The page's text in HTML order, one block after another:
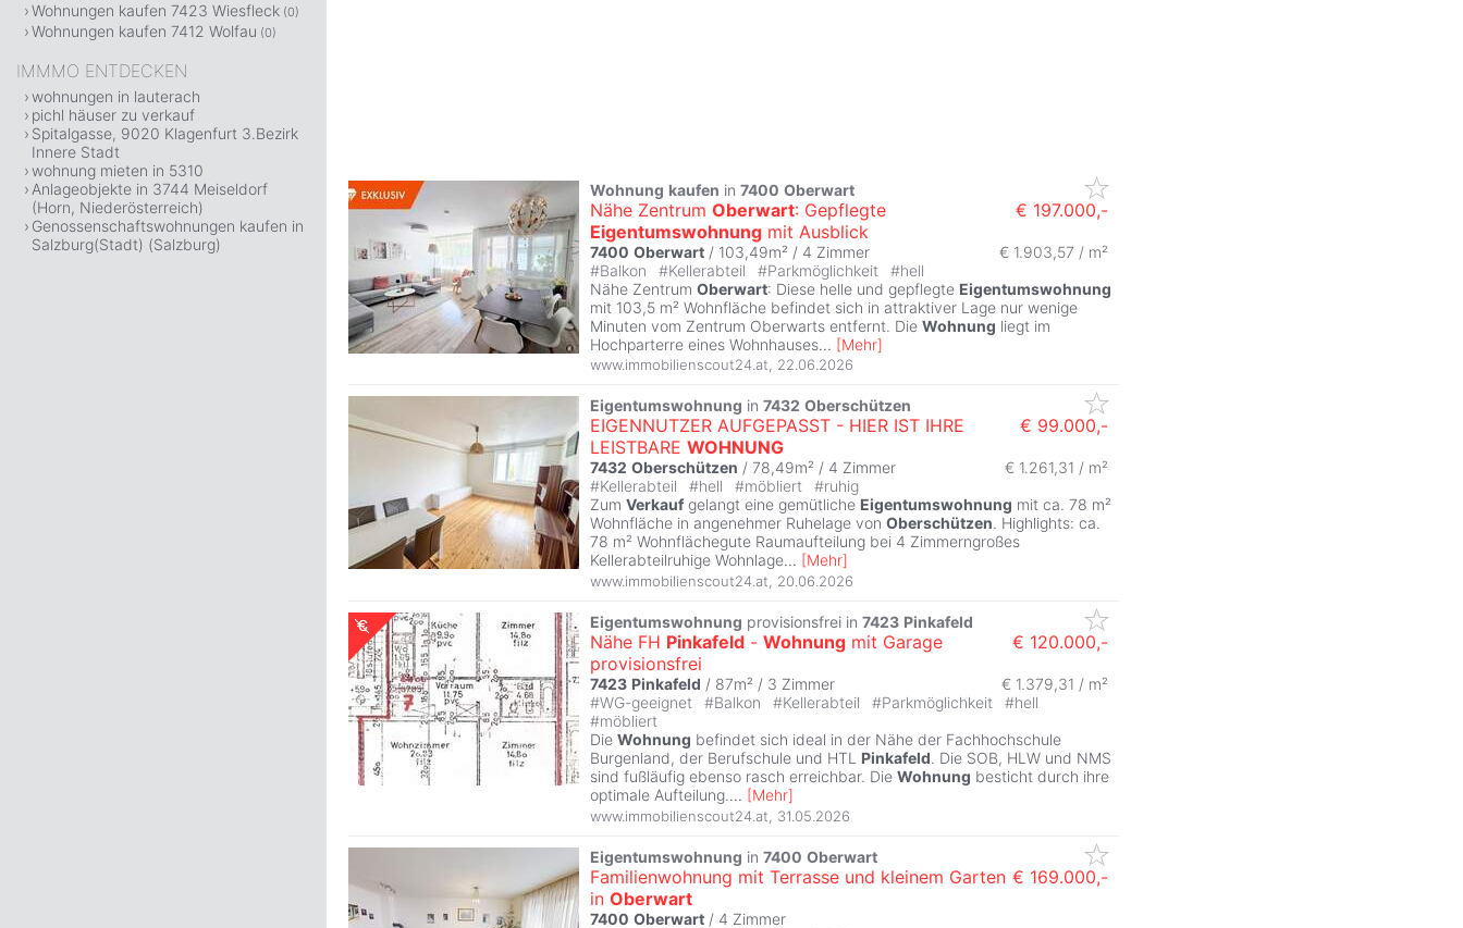
Wohnung kaufen in 7400 Oberwart
Nähe Zentrum Oberwart: Gepflegte
Eigentumswohnung mit Ausblick
€ 197.000,-
7400 Oberwart / 103,49m² / 4 Zimmer
€ 1.903,57 / m²
#Balkon #Kellerabteil #Parkmöglichkeit #hell
Nähe Zentrum Oberwart: Diese helle und gepflegte Eigentumswohnung
mit 103,5 m² Wohnfläche befindet sich in attraktiver Lage nur wenige
Minuten vom Zentrum Oberwarts entfernt. Die Wohnung liegt im
Hochparterre eines Wohnhauses... [Mehr]
www.immobilienscout24.at, 22.06.2026
Eigentumswohnung in 7432 Oberschützen
EIGENNUTZER AUFGEPASST - HIER IST IHRE
LEISTBARE WOHNUNG
€ 99.000,-
7432 Oberschützen / 78,49m² / 4 Zimmer
€ 1.261,31 / m²
#Kellerabteil #hell #möbliert #ruhig
Zum Verkauf gelangt eine gemütliche Eigentumswohnung mit ca. 78 m²
Wohnfläche in angenehmer Ruhelage von Oberschützen. Highlights: ca.
78 m² Wohnflächegute Raumaufteilung bei 4 Zimmerngroßes
Kellerabteilruhige Wohnlage... [Mehr]
www.immobilienscout24.at 20.06.2026
Eigentumswohnung provisionsfrei in 7423 Pinkafeld
Nähe FH Pinkafeld - Wohnung mit Garage
provisionsfrei
€ 120.000,-
7423 Pinkafeld / 87m² / 3 Zimmer
€ 1.379,31 / m²
#WG-geeignet #Balkon #Kellerabteil #Parkmöglichkeit #hell
#möbliert
Die Wohnung befindet sich ideal in der Nähe der Fachhochschule
Burgenland, der Berufschule und HTL Pinkafeld. Die SOB, HLW und NMS
sind fußläufig ebenso rasch erreichbar. Die Wohnung besticht durch ihre
optimale Aufteilung.... [Mehr]
www.immobilienscout24.at 31.05.2026
Eigentumswohnung in 7400 Oberwart
Familienwohnung mit Terrasse und kleinem Garten
in Oberwart
€ 169.000,-
7400 Oberwart / 4 Zimmer
Wohnungen kaufen 7423 Wiesfleck (0)
Wohnungen kaufen 7412 Wolfau (0)
IMMMO ENTDECKEN
wohnungen in lauterach
pichl häuser zu verkauf
Spitalgasse, 9020 Klagenfurt 3.Bezirk
Innere Stadt
wohnung mieten in 5310
Anlageobjekte in 3744 Meiseldorf
(Horn, Niederösterreich)
Genossenschaftswohnungen kaufen in
Salzburg(Stadt) (Salzburg)